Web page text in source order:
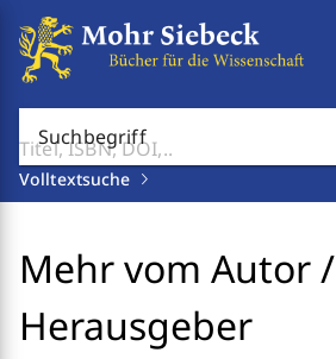
Suchbegriff
Volltextsuche
Mehr vom Autor /
Herausgeber